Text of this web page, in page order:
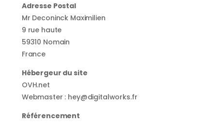
Adresse Postal
Mr Deconinck Maximilien
9 rue haute
59310 Nomain
France
Hébergeur du site
OVH.net
Webmaster : hey@digitalworks.fr
Référencement